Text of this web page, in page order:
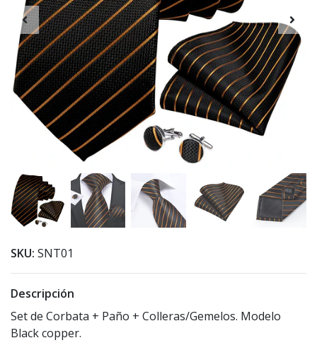
SKU: SNT01
Descripción
Set de Corbata + Paño + Colleras/Gemelos. Modelo
Black copper.